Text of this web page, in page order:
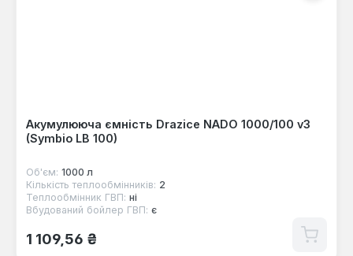
Акумулююча ємність Drazice NADO 1000/100 v3
(Symbio LB 100)
Об'єм: 1000 л
Кількість теплообмінників: 2
Теплообмінник ГВП: ні
Вбудований бойлер ГВП: є
Звичайна ціна:
1 109,56 ₴